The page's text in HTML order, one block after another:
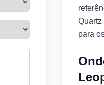
para